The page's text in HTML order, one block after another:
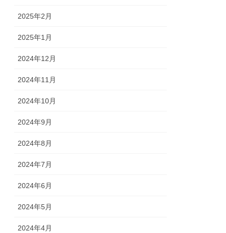
2025年2月
2025年1月
2024年12月
2024年11月
2024年10月
2024年9月
2024年8月
2024年7月
2024年6月
2024年5月
2024年4月